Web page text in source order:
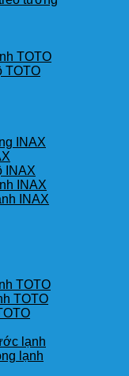
TOTO
TOTO
INAX
INAX
INAX
INAX
TOTO
TOTO
lạnh
lạnh